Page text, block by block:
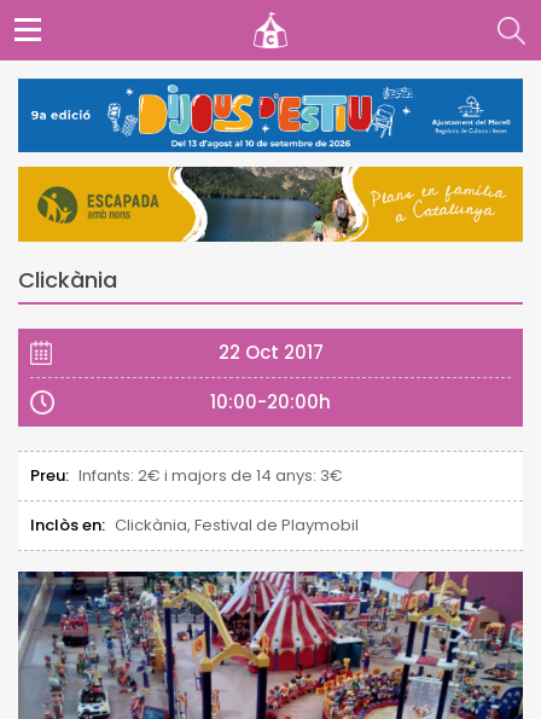
Clickània
22 Oct 2017
10:00-20:00h
Preu: Infants: 2€ i majors de 14 anys: 3€
Inclòs en: Clickània, Festival de Playmobil